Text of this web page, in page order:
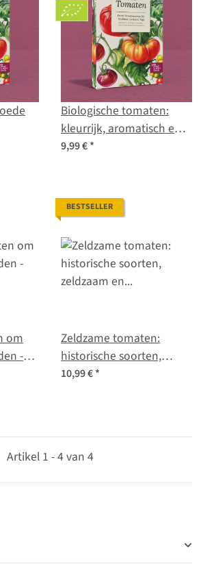
nr.
Biologische tomaten:
kleurrijk, aromatisch en
historisch - zaad set nr. 21
9,99 €*
om
-
BESTSELLER
Zeldzame tomaten:
historische soorten,
zeldzaam en beproefd -
10,99 €*
Artikel 1 - 4 van 4